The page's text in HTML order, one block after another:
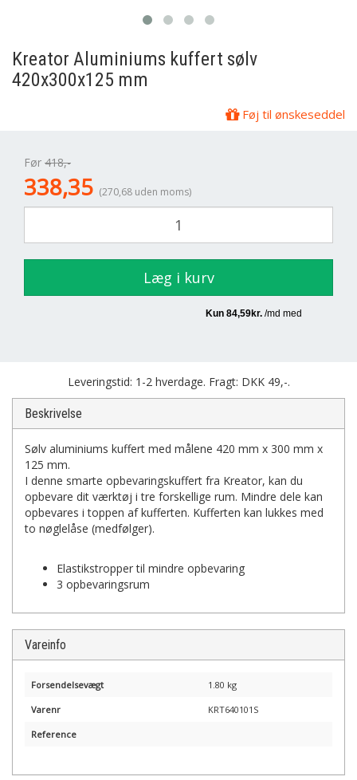
Kreator Aluminiums kuffert sølv
420x300x125 mm
Føj til ønskeseddel
Før 418,-
338,35 (270,68 uden moms)
Læg i kurv
Leveringstid: 1-2 hverdage. Fragt: DKK 49,-.
Beskrivelse
Sølv aluminiums kuffert med målene 420 mm x 300 mm x
125 mm.
I denne smarte opbevaringskuffert fra Kreator, kan du
opbevare dit værktøj i tre forskellige rum. Mindre dele kan
opbevares i toppen af kufferten. Kufferten kan lukkes med
to nøglelåse (medfølger).
Elastikstropper til mindre opbevaring
3 opbevaringsrum
Vareinfo
Forsendelsevægt 1.80 kg
Varenr KRT640101S
Reference